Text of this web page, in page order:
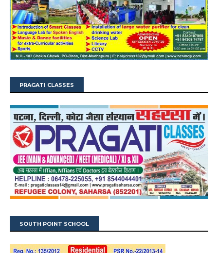
PRAGATI CLASSES
SOUTH POINT SCHOOL